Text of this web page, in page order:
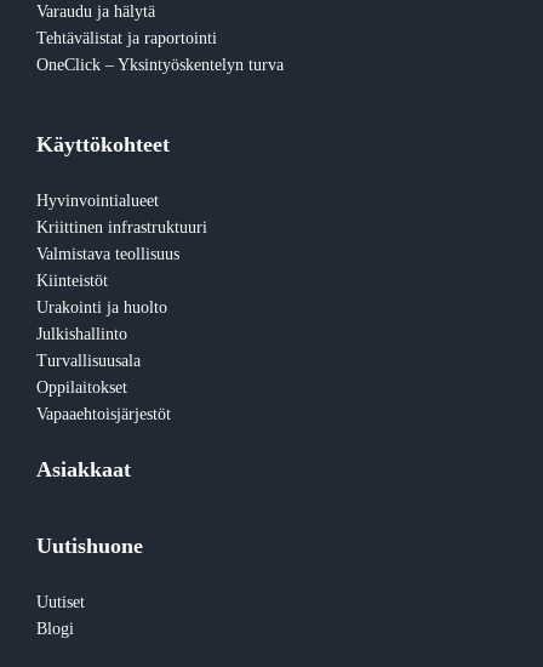
Varaudu ja hälytä
Tehtävälistat ja raportointi
OneClick – Yksintyöskentelyn turva
Käyttökohteet
Hyvinvointialueet
Kriittinen infrastruktuuri
Valmistava teollisuus
Kiinteistöt
Urakointi ja huolto
Julkishallinto
Turvallisuusala
Oppilaitokset
Vapaaehtoisjärjestöt
Asiakkaat
Uutishuone
Uutiset
Blogi